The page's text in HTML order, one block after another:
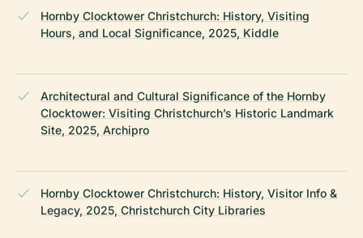
Hornby Clocktower Christchurch: History, Visiting
Hours, and Local Significance, 2025, Kiddle
Architectural and Cultural Significance of the Hornby
Clocktower: Visiting Christchurch’s Historic Landmark
Site, 2025, Archipro
Hornby Clocktower Christchurch: History, Visitor Info &
Legacy, 2025, Christchurch City Libraries